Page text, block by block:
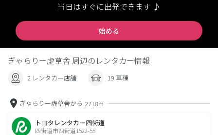
当日はすぐに出発できます ♪
始める
ぎゃらりー虚草舎 周辺のレンタカー情報
2 レンタカー店舗 19 車種
ぎゃらりー虚草舎から 2718m
トヨタレンタカー四街道
四街道市四街道1522-55